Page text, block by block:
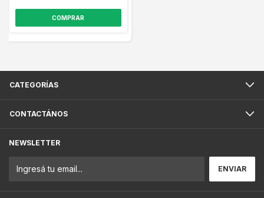
CATEGORÍAS
CONTACTÁNOS
NEWSLETTER